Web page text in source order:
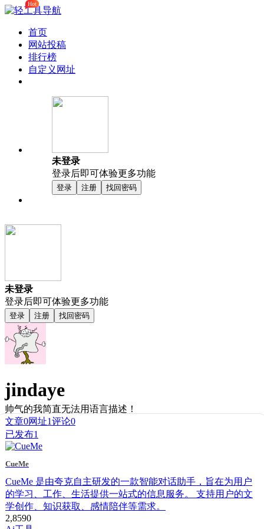
首页
网站投稿
排行榜
Hot
自定义网址
未登录
登录后即可体验更多功能
登录 注册 找回密码
未登录
登录后即可体验更多功能
登录 注册 找回密码
jindaye
帅气的我简直无法用语言描述！
文章0网址1评论0
已发布1
CueMe
CueMe 是由夸克自主研发的一款智能对话助手，旨在为用户
的学习、工作、生活提供一站式的信息服务。 支持用户的文
学创作、知识获取、感情陪伴等需求。
2,8590